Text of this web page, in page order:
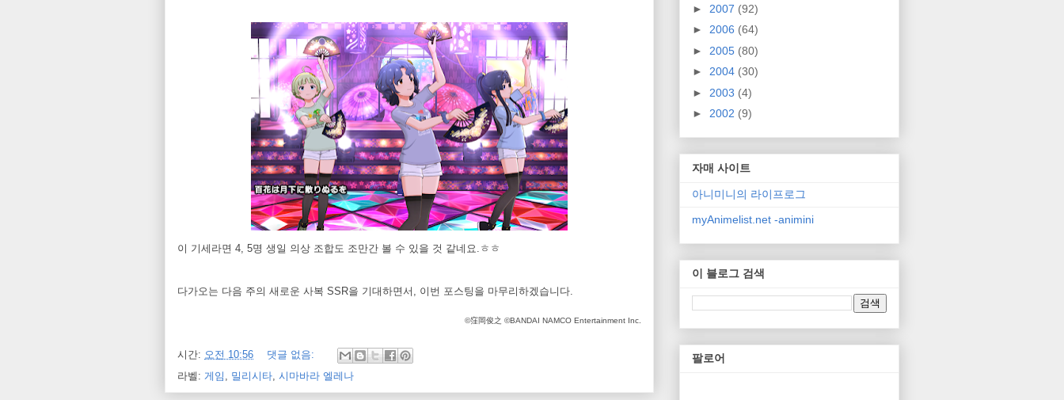
이 기세라면 4, 5명 생일 의상 조합도 조만간 볼 수 있을 것 같네요.ㅎㅎ
다가오는 다음 주의 새로운 사복 SSR을 기대하면서, 이번 포스팅을 마무리하겠습니다.
©窪岡俊之 ©BANDAI NAMCO Entertainment Inc.
시간: 오전 10:56
댓글 없음:
라벨: 게임 , 밀리시타, 시마바라 엘레나
► 2007 (92)
► 2006 (64)
► 2005 (80)
► 2004 (30)
► 2003 (4)
► 2002 (9)
자매 사이트
아니미니의 라이프로그
myAnimelist.net -animini
이 블로그 검색
팔로어